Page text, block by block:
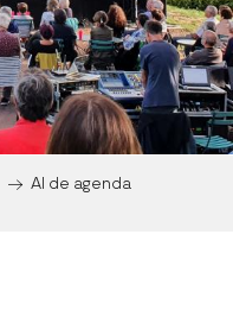
Al de agenda